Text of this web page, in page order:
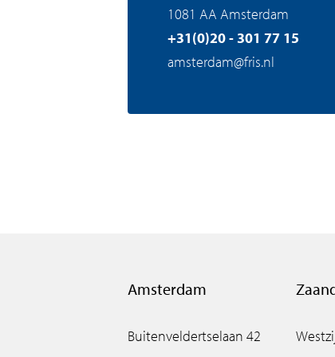
1081 AA Amsterdam
+31(0)20 - 301 77 15
amsterdam@fris.nl
Amsterdam
Buitenveldertselaan 42